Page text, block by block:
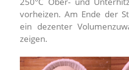
vorheizen. Am Ende der
ein dezenter
zeigen.